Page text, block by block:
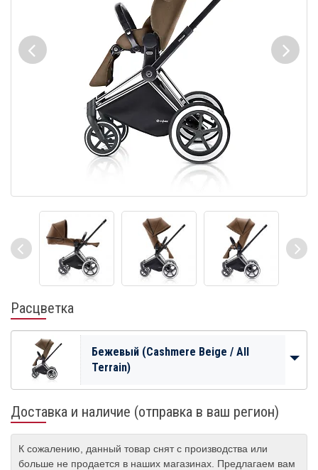
Расцветка
Бежевый (Cashmere Beige / All
Terrain)
Доставка и наличие (отправка в ваш регион)
К сожалению, данный товар снят с производства или
больше не продается в наших магазинах. Предлагаем вам